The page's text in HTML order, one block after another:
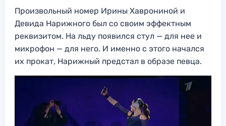
Произвольный номер Ирины Хаврониной и
Девида Нарижного был со своим эффектным
реквизитом. На льду появился стул — для нее и
микрофон — для него. И именно с этого начался
их прокат, Нарижный предстал в образе певца.